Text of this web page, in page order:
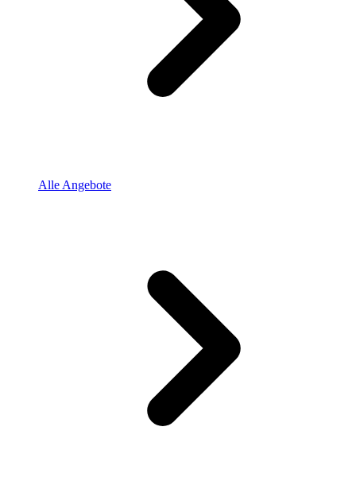
Alle Angebote